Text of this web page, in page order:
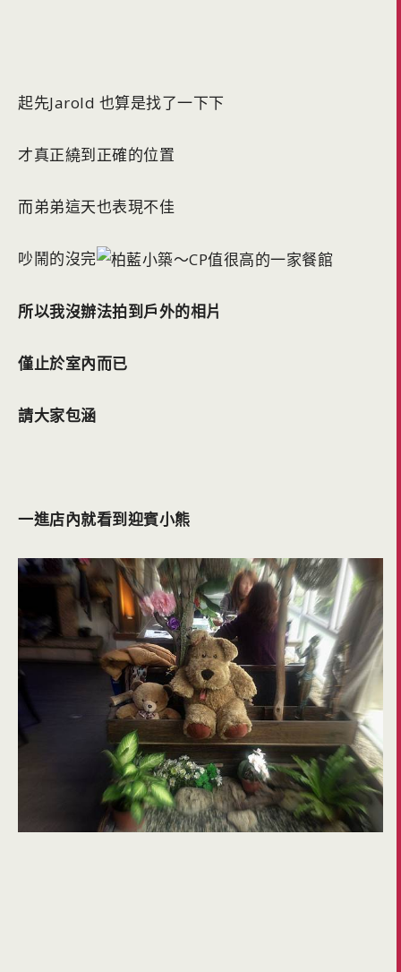
起先Jarold 也算是找了一下下
才真正繞到正確的位置
而弟弟這天也表現不佳
吵鬧的沒完
所以我沒辦法拍到戶外的相片
僅止於室內而已
請大家包涵
一進店內就看到迎賓小熊